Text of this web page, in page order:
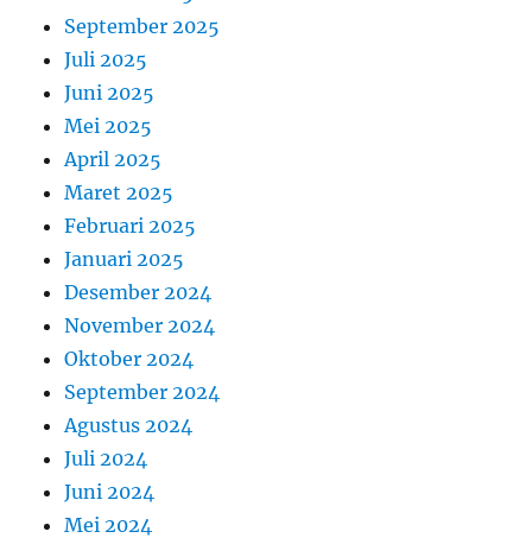
September 2025
Juli 2025
Juni 2025
Mei 2025
April 2025
Maret 2025
Februari 2025
Januari 2025
Desember 2024
November 2024
Oktober 2024
September 2024
Agustus 2024
Juli 2024
Juni 2024
Mei 2024